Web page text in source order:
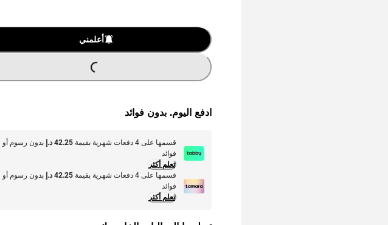
أعلمني
LOADING...
ادفع اليوم. بدون فوائد
قسمها على 4 دفعات شهرية بقيمة 42.25 د.إ
بدون رسوم أو
فوائد
تعلم أكثر
قسمها على 4 دفعات شهرية بقيمة
42.25 د.إ
بدون رسوم أو
فوائد
تعلم أكثر